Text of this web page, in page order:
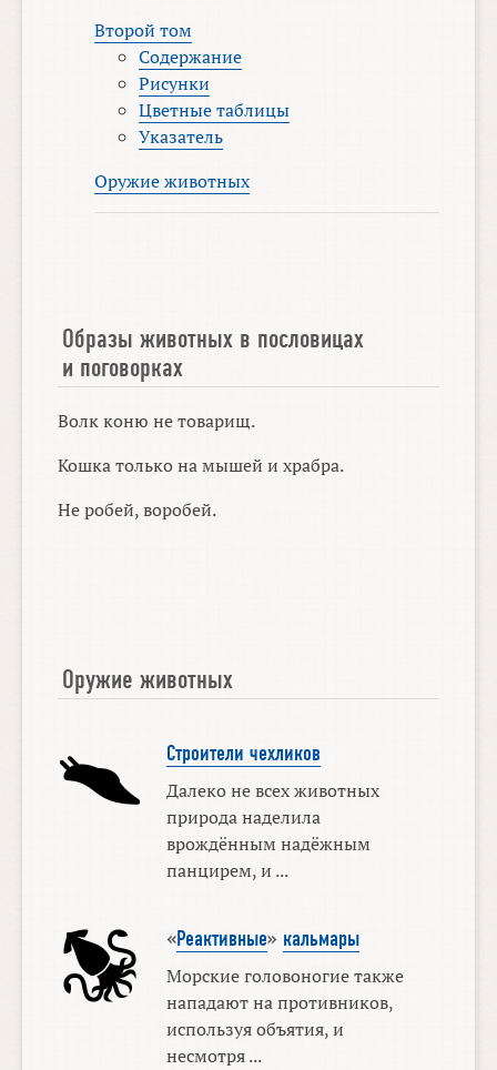
Второй том
Содержание
Рисунки
Цветные таблицы
Указатель
Оружие животных
Образы животных в пословицах
и поговорках
Волк коню не товарищ.
Кошка только на мышей и храбра.
Не робей, воробей.
Оружие животных
Строители чехликов
Далеко не всех животных
природа наделила
врождённым надёжным
панцирем, и ...
«Реактивные» кальмары
Морские головоногие также
нападают на противников,
используя объятия, и
несмотря ...